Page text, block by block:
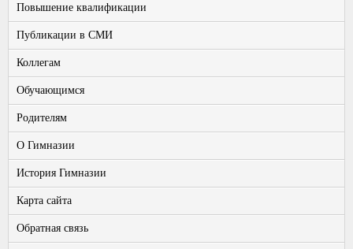
Повышение квалификации
Публикации в СМИ
Коллегам
Обучающимся
Родителям
О Гимназии
История Гимназии
Карта сайта
Обратная связь